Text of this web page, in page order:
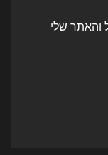
והאתר שלי